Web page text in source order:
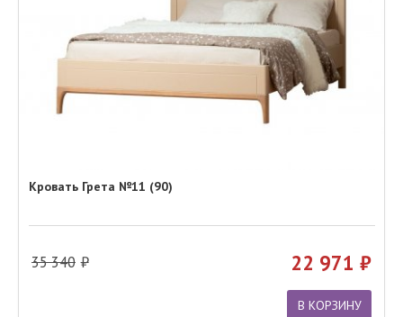
Кровать Грета №11 (90)
35 340 22 971
В КОРЗИНУ